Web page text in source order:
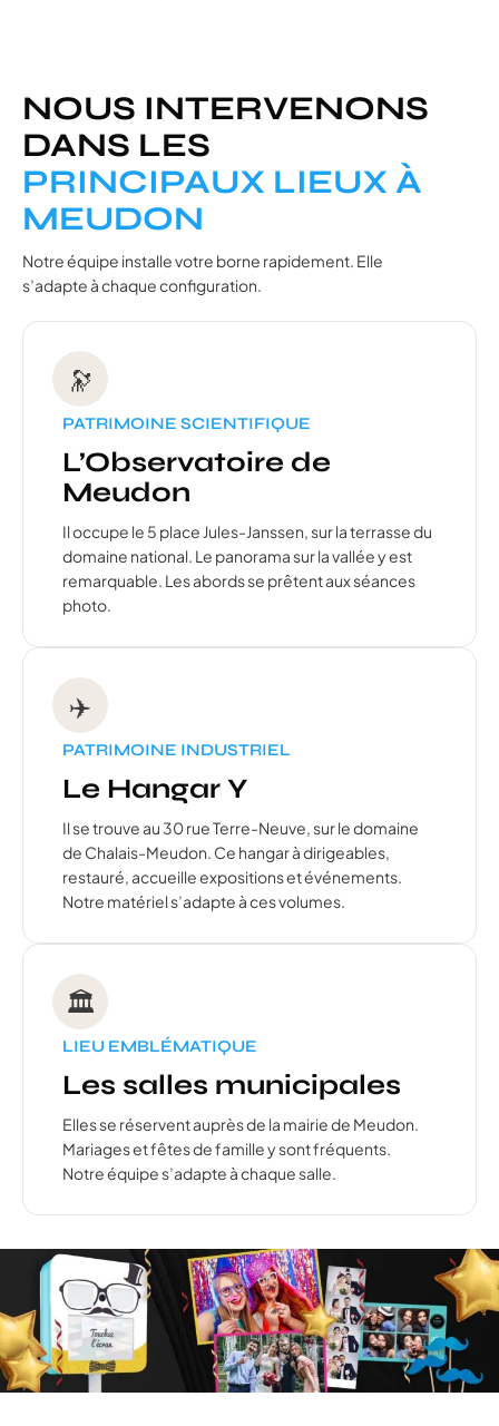
NOUS INTERVENONS
DANS LES
PRINCIPAUX LIEUX À
MEUDON
Notre équipe installe votre borne rapidement. Elle
s’adapte à chaque configuration.
🔭
PATRIMOINE SCIENTIFIQUE
L’Observatoire de
Meudon
Il occupe le 5 place Jules-Janssen, sur la terrasse du
domaine national. Le panorama sur la vallée y est
remarquable. Les abords se prêtent aux séances
photo.
✈️
PATRIMOINE INDUSTRIEL
Le Hangar Y
Il se trouve au 30 rue Terre-Neuve, sur le domaine
de Chalais-Meudon. Ce hangar à dirigeables,
restauré, accueille expositions et événements.
Notre matériel s’adapte à ces volumes.
🏛️
LIEU EMBLÉMATIQUE
Les salles municipales
Elles se réservent auprès de la mairie de Meudon.
Mariages et fêtes de famille y sont fréquents.
Notre équipe s’adapte à chaque salle.